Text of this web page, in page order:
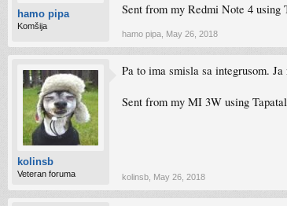
hamo pipa
Komšija
Sent from my Redmi Note 4 using
hamo pipa May 26, 2018
kolinsb
Veteran foruma
Pa to ima smisla sa integrusom.
Sent from my MI 3W using
kolinsb May 26, 2018